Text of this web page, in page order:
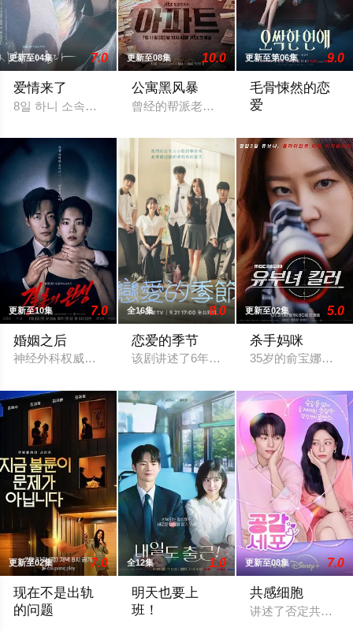
更新至04集 7.0
爱情来了
8일 하니 소속사 써브라임 측은 OSEN에 “하니가 KBS2 새 주말
更新至08集 10.0
公寓黑风暴
曾经的帮派老大急需现金，于是和有志成
更新至第06集 9.0
毛骨悚然的恋
爱
更新至10集 7.0
婚姻之后
神经外科权威姜泰柱（南宫珉 饰）因为老婆高世允（李雪 饰）
全16集 8.0
恋爱的季节
该剧讲述了6年前，因一名少年的死亡而
更新至02集 5.0
杀手妈咪
35岁的俞宝娜过着
更新至02集 7.0
现在不是出轨
的问题
全12集 1.0
明天也要上
班！
更新至08集 7.0
共感细胞
讲述了否定共感的